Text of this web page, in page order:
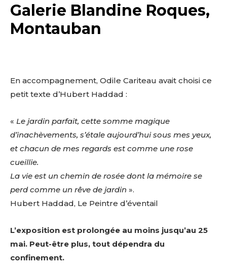
Galerie Blandine Roques,
Montauban
En accompagnement, Odile Cariteau avait choisi ce
petit texte d’Hubert Haddad :
« Le jardin parfait, cette somme magique
d’inachèvements, s’étale aujourd’hui sous mes yeux,
et chacun de mes regards est comme une rose
cueillie.
La vie est un chemin de rosée dont la mémoire se
perd comme un rêve de jardin ».
Hubert Haddad, Le Peintre d’éventail
L’exposition est prolongée au moins jusqu’au 25
mai. Peut-être plus, tout dépendra du
confinement.